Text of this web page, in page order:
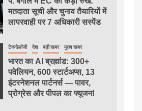
मतदाता सूची और चुनाव तैयारियों में
लापरवाही पर 7 अधिकारी सस्पेंड
टेक्नोलॉजी देश बड़ी खबर मुख्य खबर
भारत का AI ब्रह्मांड: 300+
पवेलियन, 600 स्टार्टअप्स, 13
इंटरनेशनल पार्टनर्स — पावर,
प्रोग्रेस और पीपल का फ्यूजन!